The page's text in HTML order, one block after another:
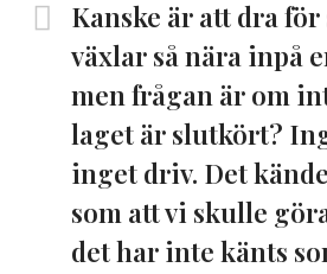
Kanske är att dra
växlar så nära inpå
men frågan är om
laget är slutkört?
inget driv. Det
som att vi skulle
det har inte känts